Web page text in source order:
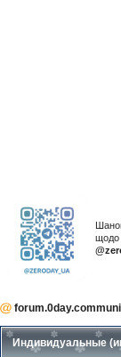
щодо
Индивидуальные